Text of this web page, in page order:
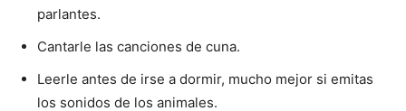
parlantes.
Cantarle las canciones de cuna.
Leerle antes de irse a dormir, mucho mejor si emitas
los sonidos de los animales.